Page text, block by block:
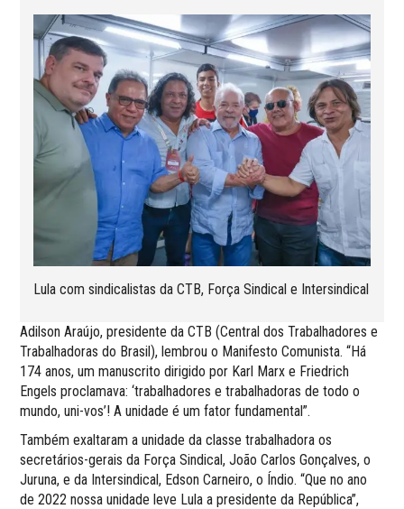
Lula com sindicalistas da CTB, Força Sindical e Intersindical
Adilson Araújo, presidente da CTB (Central dos Trabalhadores e
Trabalhadoras do Brasil), lembrou o Manifesto Comunista. “Há
174 anos, um manuscrito dirigido por Karl Marx e Friedrich
Engels proclamava: ‘trabalhadores e trabalhadoras de todo o
mundo, uni-vos’! A unidade é um fator fundamental”.
Também exaltaram a unidade da classe trabalhadora os
secretários-gerais da Força Sindical, João Carlos Gonçalves, o
Juruna, e da Intersindical, Edson Carneiro, o Índio. “Que no ano
de 2022 nossa unidade leve Lula a presidente da República”,